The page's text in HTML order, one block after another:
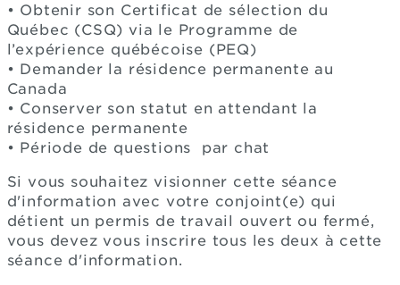
• Obtenir son Certificat de sélection du
Québec (CSQ) via le Programme de
l’expérience québécoise (PEQ)
• Demander la résidence permanente au
Canada
• Conserver son statut en attendant la
résidence permanente
• Période de questions par chat
Si vous souhaitez visionner cette séance
d'information avec votre conjoint(e) qui
détient un permis de travail ouvert ou fermé,
vous devez vous inscrire tous les deux à cette
séance d'information.